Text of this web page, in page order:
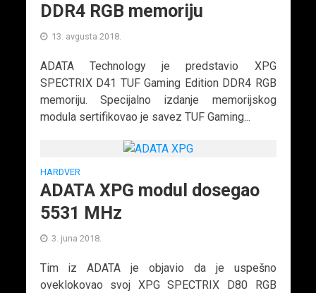
DDR4 RGB memoriju
13. avgusta 2018.
ADATA Technology je predstavio XPG
SPECTRIX D41 TUF Gaming Edition DDR4 RGB
memoriju. Specijalno izdanje memorijskog
modula sertifikovao je savez TUF Gaming...
HARDVER
ADATA XPG modul dosegao
5531 MHz
3. juna 2018.
Tim iz ADATA je objavio da je uspešno
oveklokovao svoj XPG SPECTRIX D80 RGB